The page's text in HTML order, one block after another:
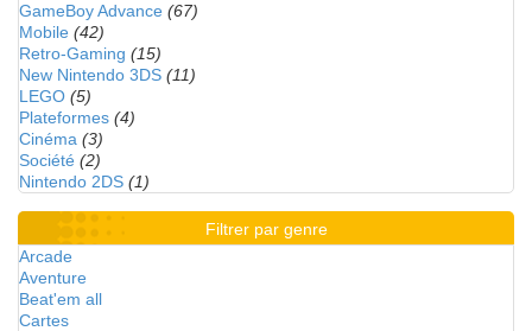
GameBoy Advance (67)
Mobile (42)
Retro-Gaming (15)
New Nintendo 3DS (11)
LEGO (5)
Plateformes (4)
Cinéma (3)
Société (2)
Nintendo 2DS (1)
Filtrer par genre
Arcade
Aventure
Beat'em all
Cartes